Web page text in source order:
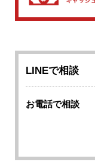
LINEで相談
お電話で相談